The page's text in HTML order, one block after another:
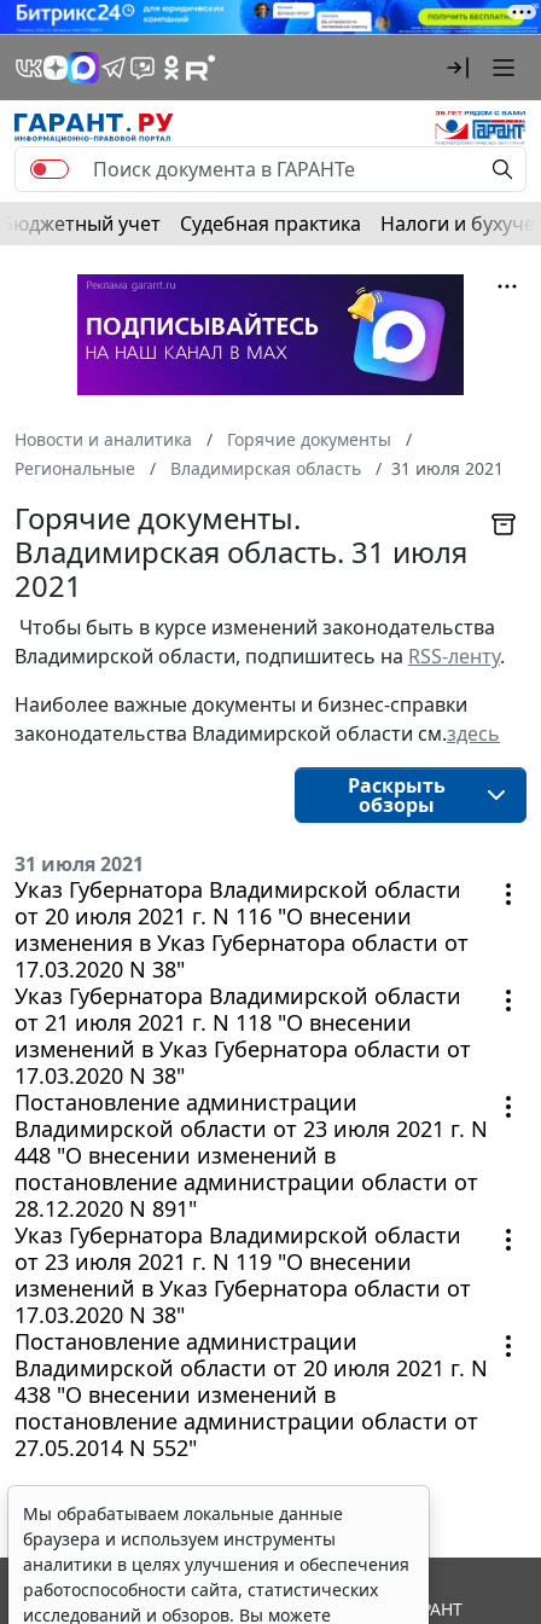
Бюджетный учет Судебная практика Налоги и
Новости и аналитика
Горячие документы
Региональные
Владимирская область 31 июля 2021
Горячие документы.
Владимирская область. 31 июля
2021
Чтобы быть в курсе изменений законодательства
Владимирской области, подпишитесь на RSS-ленту.
Наиболее важные документы и бизнес-справки
законодательства Владимирской области см.здесь
Раскрыть
обзоры
31 июля 2021
Указ Губернатора Владимирской области
от 20 июля 2021 г. N 116 "О внесении
изменения в Указ Губернатора области от
17.03.2020 N 38"
Указ Губернатора Владимирской области
от 21 июля 2021 г. N 118 "О внесении
изменений в Указ Губернатора области от
17.03.2020 N 38"
Постановление администрации
Владимирской области от 23 июля 2021 г. N
448 "О внесении изменений в
постановление администрации области от
28.12.2020 N 891"
Указ Губернатора Владимирской области
от 23 июля 2021 г. N 119 "О внесении
изменений в Указ Губернатора области от
17.03.2020 N 38"
Постановление администрации
Владимирской области от 20 июля 2021 г. N
438 "О внесении изменений в
постановление администрации области от
27.05.2014 N 552"
Мы обрабатываем локальные данные
браузера и используем инструменты
аналитики в целях улучшения и обеспечения
работоспособности сайта, статистических
исследований и обзоров. Вы можете
© ООО "НПП "ГАРАНТ-СЕРВИС", 2026. Система ГАРАНТ